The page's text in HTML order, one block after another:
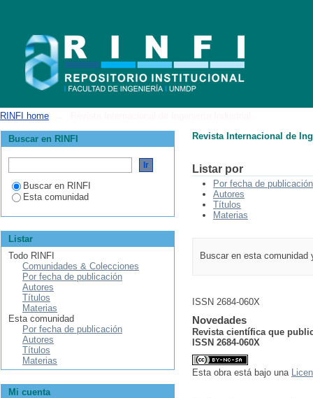
RINFI home
Revista Internacional de
Listar por
Por fecha de publicación
Autores
Títulos
Materias
Buscar en esta
ISSN 2684-060X
Novedades
Revista científica que
ISSN 2684-060X
Esta obra está bajo una
Buscar en RINFI
Buscar en RINFI
Esta comunidad
Listar
Todo RINFI
Comunidades & Colecciones
Por fecha de publicación
Autores
Títulos
Materias
Esta comunidad
Por fecha de publicación
Autores
Títulos
Materias
Mi cuenta